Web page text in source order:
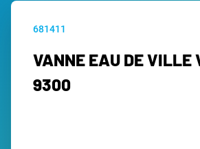
681411
VANNE EAU DE
9300